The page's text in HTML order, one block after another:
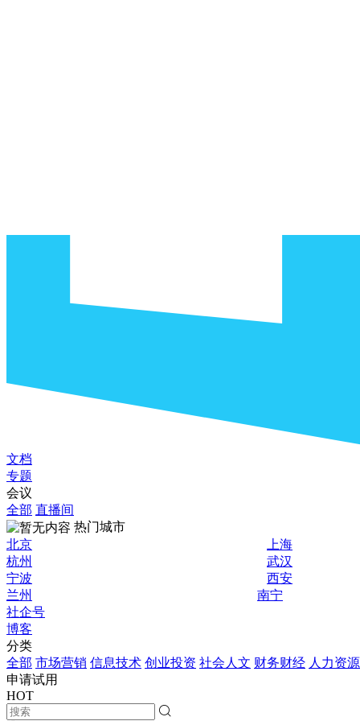
文档
专题
会议
全部 直播间
热门城市
北京
上海
杭州
武汉
宁波
西安
兰州
南宁
社企号
博客
分类
全部 市场营销 信息技术 创业投资 社会人文 财务财经 人力资源
申请试用
HOT